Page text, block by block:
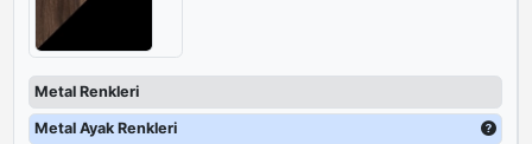
Metal Renkleri
Metal Ayak Renkleri